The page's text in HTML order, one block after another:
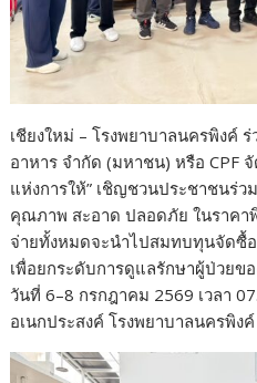
เชียงใหม่ – โรงพยาบาลนครพิง
อาหาร จำกัด (มหาชน) หรือ CPF
แห่งการให้” เชิญชวนประชาชนร่
คุณภาพ สะอาด ปลอดภัย ในราคา
จ่ายทั้งหมดจะนำไปสมทบทุนจัดซื้
เพื่อยกระดับการดูแลรักษาผู้ป่วยข
วันที่ 6–8 กรกฎาคม 2569 เวลา
อเนกประสงค์ โรงพยาบาลนครพิง